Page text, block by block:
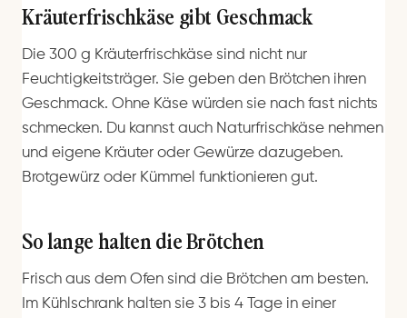
Kräuterfrischkäse gibt Geschmack
Die 300 g Kräuterfrischkäse sind nicht nur
Feuchtigkeitsträger. Sie geben den Brötchen ihren
Geschmack. Ohne Käse würden sie nach fast nichts
schmecken. Du kannst auch Naturfrischkäse nehmen
und eigene Kräuter oder Gewürze dazugeben.
Brotgewürz oder Kümmel funktionieren gut.
So lange halten die Brötchen
Frisch aus dem Ofen sind die Brötchen am besten.
Im Kühlschrank halten sie 3 bis 4 Tage in einer